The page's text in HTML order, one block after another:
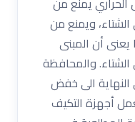
الشتاء، ويمنع من
أن المبنى
والمحافظة
الى خفض
أجهزة التكيف